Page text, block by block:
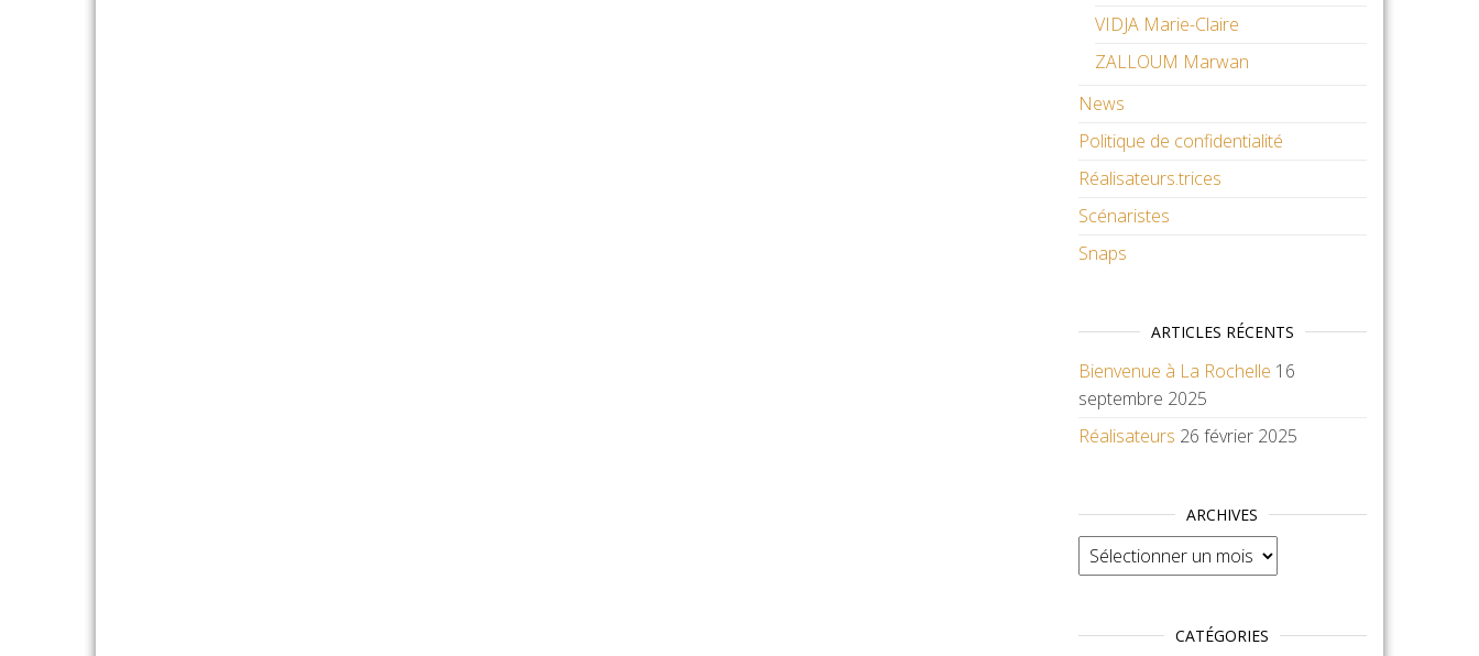
VIDJA Marie-Claire
ZALLOUM Marwan
News
Politique de confidentialité
Réalisateurs.trices
Scénaristes
Snaps
ARTICLES RÉCENTS
Bienvenue à La Rochelle 16
septembre 2025
Réalisateurs 26 février 2025
ARCHIVES
Archives
CATÉGORIES